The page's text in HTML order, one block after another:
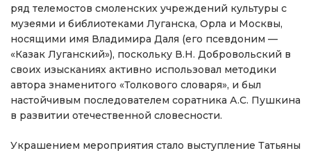
ряд телемостов смоленских учреждений культуры с
музеями и библиотеками Луганска, Орла и Москвы,
носящими имя Владимира Даля (его псевдоним —
«Казак Луганский»), поскольку В.Н. Добровольский в
своих изысканиях активно использовал методики
автора знаменитого «Толкового словаря», и был
настойчивым последователем соратника А.С. Пушкина
в развитии отечественной словесности.
Украшением мероприятия стало выступление Татьяны